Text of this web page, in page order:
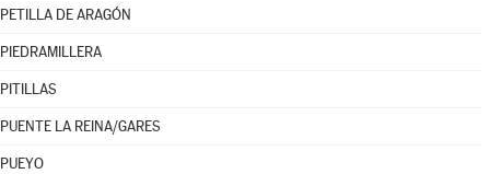
PETILLA DE ARAGÓN
PIEDRAMILLERA
PITILLAS
PUENTE LA REINA/GARES
PUEYO